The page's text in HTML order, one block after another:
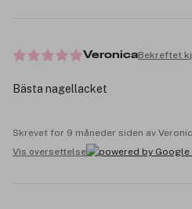
VeronicaBekreftet
Bästa nagellacket
Skrevet for 9 måneder siden av
Vis oversettelse